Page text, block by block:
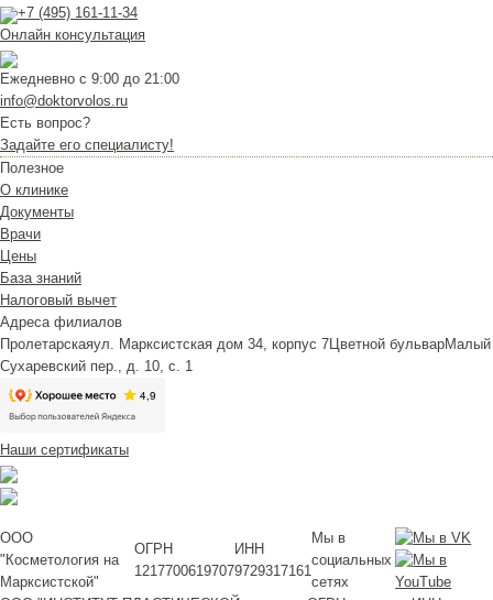
+7 (495) 161-11-34
Онлайн консультация
Ежедневно с 9:00 до 21:00
info@doktorvolos.ru
Есть вопрос?
Задайте его специалисту!
Полезное
О клинике
Документы
Врачи
Цены
База знаний
Налоговый вычет
Адреса филиалов
Пролетарскаяул. Марксистская дом 34, корпус 7 Цветной бульварМалый
Сухаревский пер., д. 10, с. 1
Наши сертификаты
ООО
"Косметология на
Марксистской"
ОГРН
1217700619707
ИНН
9729317161
Мы в
социальных
сетях